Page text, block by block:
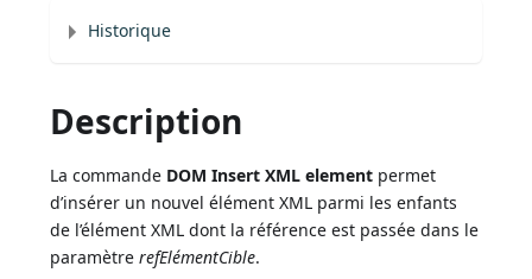
Historique
Description
La commande DOM Insert XML element permet
d’insérer un nouvel élément XML parmi les enfants
de l’élément XML dont la référence est passée dans le
paramètrerefElémentCible.